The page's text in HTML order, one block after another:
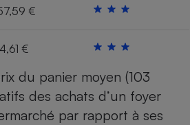
€
€
du panier moyen (103
des achats d’un foyer
par rapport à ses